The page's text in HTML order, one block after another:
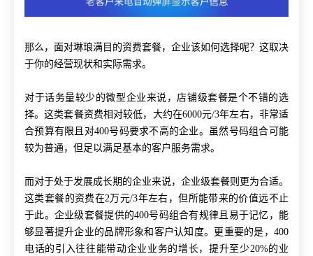
那么，面对琳琅满目的资费套餐，企业该如何选择呢？这取决
于你的经营现状和实际需求。
对于话务量较少的微型企业来说，店铺级套餐是个不错的选
择。这类套餐资费相对较低，大约在6000元/3年左右，非常适
合预算有限且对400号码要求不高的企业。虽然号码组合可能
较为普通，但足以满足基本的客户服务需求。
而对于处于发展成长期的企业来说，企业级套餐则更为合适。
这类套餐的资费在2万元/3年左右，但所能带来的价值远不止
于此。企业级套餐提供的400号码组合有规律且易于记忆，能
够显著提升企业的品牌形象和客户认知度。更重要的是，400
电话的引入往往能带动企业业务的增长，提升至少20%的业